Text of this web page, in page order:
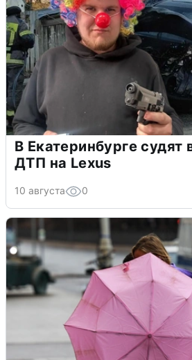
В Екатеринбурге судят
ДТП на Lexus
10 августа 0